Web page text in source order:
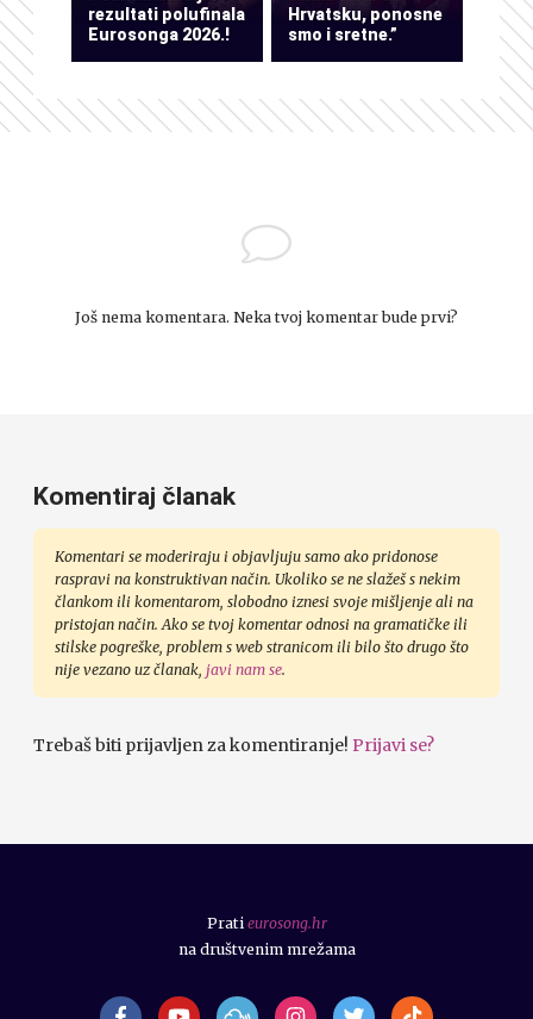
rezultati polufinala
Eurosonga 2026.!
Hrvatsku, ponosne
smo i sretne.”
Još nema komentara. Neka tvoj komentar bude prvi?
Komentiraj članak
Komentari se moderiraju i objavljuju samo ako pridonose
raspravi na konstruktivan način. Ukoliko se ne slažeš s nekim
člankom ili komentarom, slobodno iznesi svoje mišljenje ali na
pristojan način. Ako se tvoj komentar odnosi na gramatičke ili
stilske pogreške, problem s web stranicom ili bilo što drugo što
nije vezano uz članak, javi nam se.
Trebaš biti prijavljen za komentiranje! Prijavi se?
Prati eurosong.hr
na društvenim mrežama